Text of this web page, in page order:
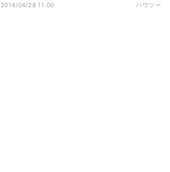
2014/04/28 11:00 ハウツー